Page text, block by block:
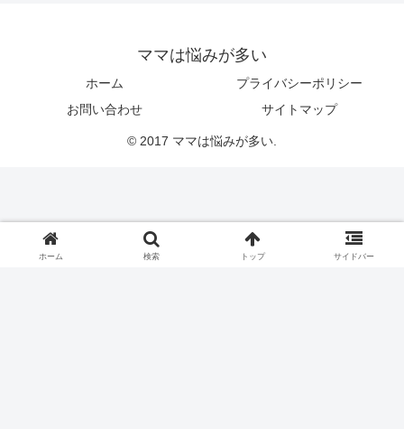
ママは悩みが多い
ホーム
プライバシーポリシー
お問い合わせ
サイトマップ
© 2017 ママは悩みが多い.
ホーム 検索 トップ サイドバー